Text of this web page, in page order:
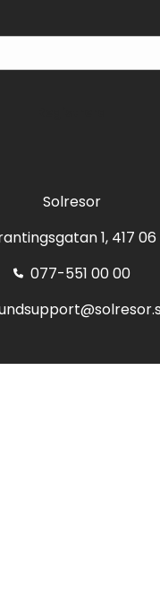
Solresor
1, 417
077-551 00 00